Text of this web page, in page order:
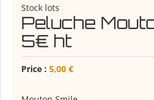
Stock lots
Peluche
5€ ht
Price : 5,00 €